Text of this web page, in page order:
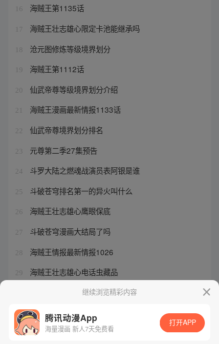
16 海贼王第1135话
17 海贼王壮志雄心限定卡池能继承吗
18 沧元图修炼等级境界划分
19 海贼王第1112话
20 仙武帝尊等级境界划分介绍
21 海贼王漫画最新情报1133话
22 仙武帝尊境界划分排名
23 元尊第二季27集预告
24 斗罗大陆之燃魂战演员表阿银是谁
25 斗破苍穹排名第一的异火叫什么
26 海贼王壮志雄心鹰眼保底
27 斗破苍穹漫画大结局了吗
28 海贼王情报最新情报1026
29 海贼王壮志雄心电话虫藏品
斗破苍穹漫画1000话继续浏览精彩内容
腾讯动漫App
海量漫画 新人7天免费看
打开APP